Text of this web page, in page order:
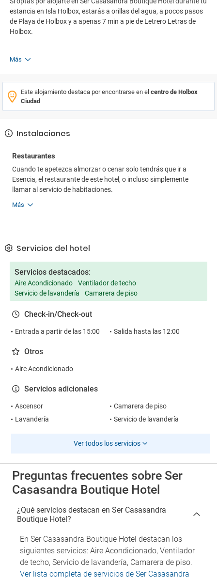
estancia en Isla Holbox, estarás a orillas del agua, a pocos pasos
de Playa de Holbox y a apenas 7 min a pie de Letrero Letras de
Holbox.
Más
Este alojamiento destaca por encontrarse en el centro de Holbox
Ciudad
Instalaciones
Restaurantes
Cuando te apetezca almorzar o cenar solo tendrás que ir a
Esencia, el restaurante de este hotel, o incluso simplemente
llamar al servicio de habitaciones.
Más
Servicios del hotel
Servicios destacados:
Aire Acondicionado
Ventilador de techo
Servicio de lavandería
Camarera de piso
Check-in/Check-out
Entrada a partir de las 15:00 Salida hasta las 12:00
Otros
Aire Acondicionado
Servicios adicionales
Ascensor
Camarera de piso
Lavandería
Servicio de lavandería
Ver todos los servicios
Preguntas frecuentes sobre Ser
Casasandra Boutique Hotel
¿Qué servicios destacan en Ser Casasandra
Boutique Hotel?
En Ser Casasandra Boutique Hotel destacan los
siguientes servicios: Aire Acondicionado, Ventilador
de techo, Servicio de lavandería, Camarera de piso.
Ver lista completa de servicios de Ser Casasandra